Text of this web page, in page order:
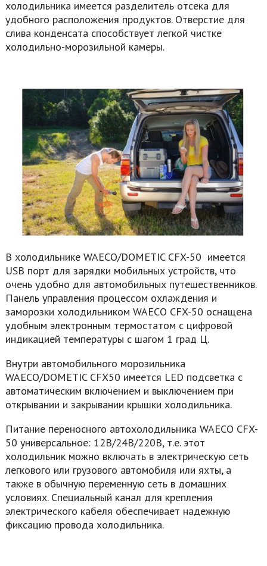
холодильника имеется разделитель отсека для
удобного расположения продуктов. Отверстие для
слива конденсата способствует легкой чистке
холодильно-морозильной камеры.
В холодильнике WAECO/DOMETIC CFX-50 имеется
USB порт для зарядки мобильных устройств, что
очень удобно для автомобильных путешественников.
Панель управления процессом охлаждения и
заморозки холодильником WAECO CFX-50 оснащена
удобным электронным термостатом с цифровой
индикацией температуры с шагом 1 град Ц.
Внутри автомобильного морозильника
WAECO/DOMETIC CFX50 имеется LED подсветка с
автоматическим включением и выключением при
открывании и закрывании крышки холодильника.
Питание переносного автохолодильника WAECO CFX-
50 универсальное: 12В/24В/220В, т.е. этот
холодильник можно включать в электрическую сеть
легкового или грузового автомобиля или яхты, а
также в обычную переменную сеть в домашних
условиях. Специальный канал для крепления
электрического кабеля обеспечивает надежную
фиксацию провода холодильника.